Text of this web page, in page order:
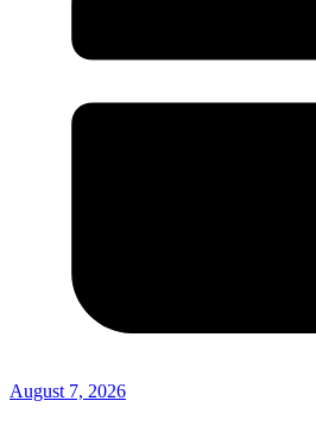
August 7, 2026